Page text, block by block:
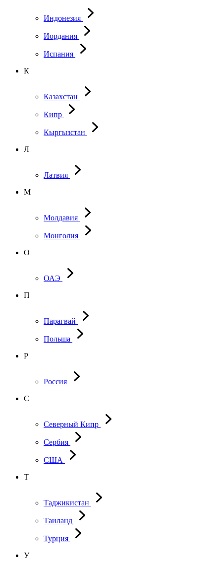
Индонезия
Иордания
Испания
К
Казахстан
Кипр
Кыргызстан
Л
Латвия
М
Молдавия
Монголия
О
ОАЭ
П
Парагвай
Польша
Р
Россия
С
Северный Кипр
Сербия
США
Т
Таджикистан
Таиланд
Турция
У